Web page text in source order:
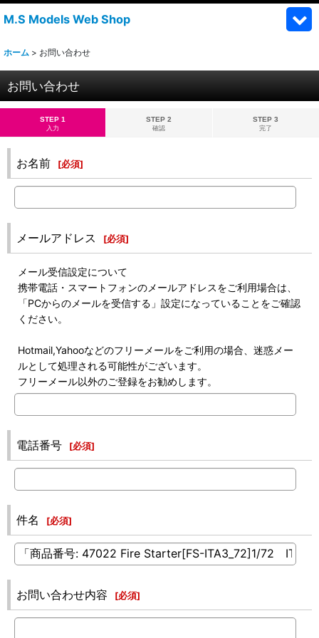
M.S Models Web Shop
ホーム > お問い合わせ
お問い合わせ
STEP 1
入力
STEP 2
確認
STEP 3
完了
お名前 [必須]
メールアドレス [必須]
メール受信設定について
携帯電話・スマートフォンのメールアドレスをご利用場合は、
「PCからのメールを受信する」設定になっていることをご確認
ください。
Hotmail,Yahooなどのフリーメールをご利用の場合、迷惑メー
ルとして処理される可能性がございます。
フリーメール以外のご登録をお勧めします。
電話番号 [必須]
件名 [必須]
お問い合わせ内容 [必須]